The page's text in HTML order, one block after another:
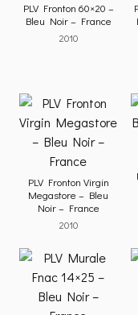
PLV Fronton 60×20 –
Bleu Noir – France
2010
PLV Fronton Virgin
Megastore – Bleu
Noir – France
2010